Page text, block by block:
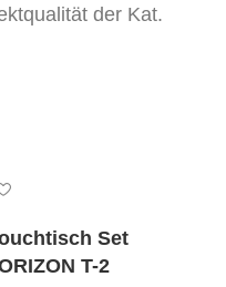
der Kat.
48 cm,
Set
T-2